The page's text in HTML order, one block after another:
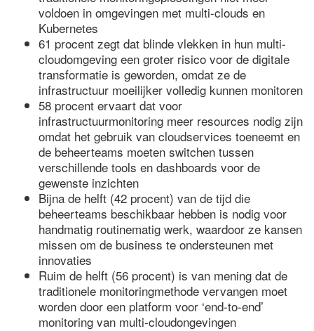
voldoen in omgevingen met multi-clouds en
Kubernetes
61 procent zegt dat blinde vlekken in hun multi-
cloudomgeving een groter risico voor de digitale
transformatie is geworden, omdat ze de
infrastructuur moeilijker volledig kunnen monitoren
58 procent ervaart dat voor
infrastructuurmonitoring meer resources nodig zijn
omdat het gebruik van cloudservices toeneemt en
de beheerteams moeten switchen tussen
verschillende tools en dashboards voor de
gewenste inzichten
Bijna de helft (42 procent) van de tijd die
beheerteams beschikbaar hebben is nodig voor
handmatig routinematig werk, waardoor ze kansen
missen om de business te ondersteunen met
innovaties
Ruim de helft (56 procent) is van mening dat de
traditionele monitoringmethode vervangen moet
worden door een platform voor ‘end-to-end’
monitoring van multi-cloudongevingen